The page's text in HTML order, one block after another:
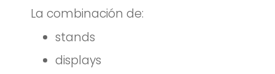
La combinación de:
stands
displays